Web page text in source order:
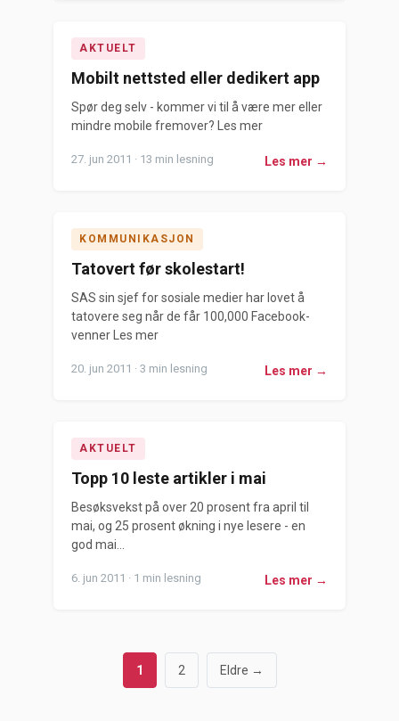
AKTUELT
Mobilt nettsted eller dedikert app
Spør deg selv - kommer vi til å være mer eller
mindre mobile fremover? Les mer
27. jun 2011 · 13 min lesning Les mer →
KOMMUNIKASJON
Tatovert før skolestart!
SAS sin sjef for sosiale medier har lovet å
tatovere seg når de får 100,000 Facebook-
venner Les mer
20. jun 2011 · 3 min lesning Les mer →
AKTUELT
Topp 10 leste artikler i mai
Besøksvekst på over 20 prosent fra april til
mai, og 25 prosent økning i nye lesere - en
god mai...
6. jun 2011 · 1 min lesning Les mer →
1 2 Eldre →